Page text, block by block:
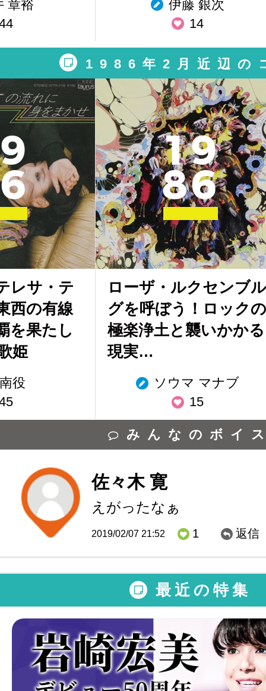
章裕
伊藤 銀次
14
1986年2月近辺の
9
6
レサ・テ
西の有線
を果たし
姫
役
19
86
ローザ・ルクセンブル
グを呼ぼう！ロックの
極楽浄土と襲いかかる
現実…
ソウマ マナブ
15
みんなのボイ
佐々木 寛
えがったなぁ
2019/02/07 21:52 1 返信
最近の特集